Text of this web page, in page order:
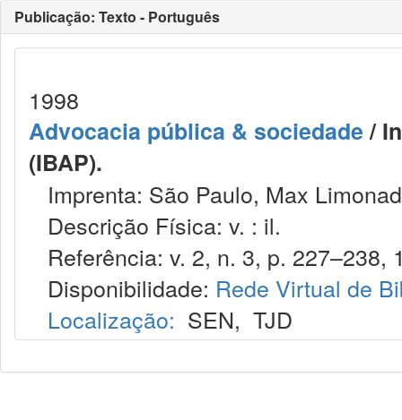
Publicação: Texto - Português
1998
Advocacia pública & sociedade/
(IBAP).
Imprenta: São Paulo, Max
Descrição Física: v. : il.
Referência: v. 2, n. 3, p. 227–238,
Disponibilidade: Rede Virtual de
Localização: SEN, TJD